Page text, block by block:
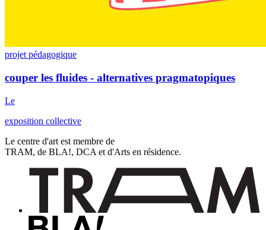
projet pédagogique
couper les fluides - alternatives pragmatopiques
Le
exposition collective
Le centre d'art est membre de
TRAM, de BLA!, DCA et d'Arts en résidence.